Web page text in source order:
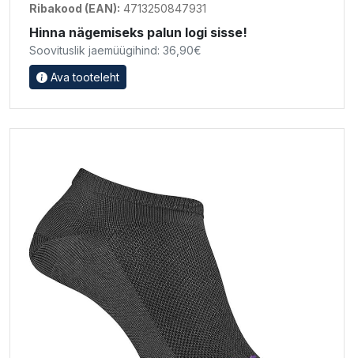
Ribakood (EAN): 4713250847931
Hinna nägemiseks palun logi sisse!
Soovituslik jaemüügihind: 36,90€
Ava tooteleht